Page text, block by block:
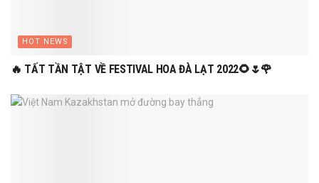
HOT NEWS
🔥 TẤT TẦN TẬT VỀ FESTIVAL HOA ĐÀ LẠT 2022🌻🌷🌹